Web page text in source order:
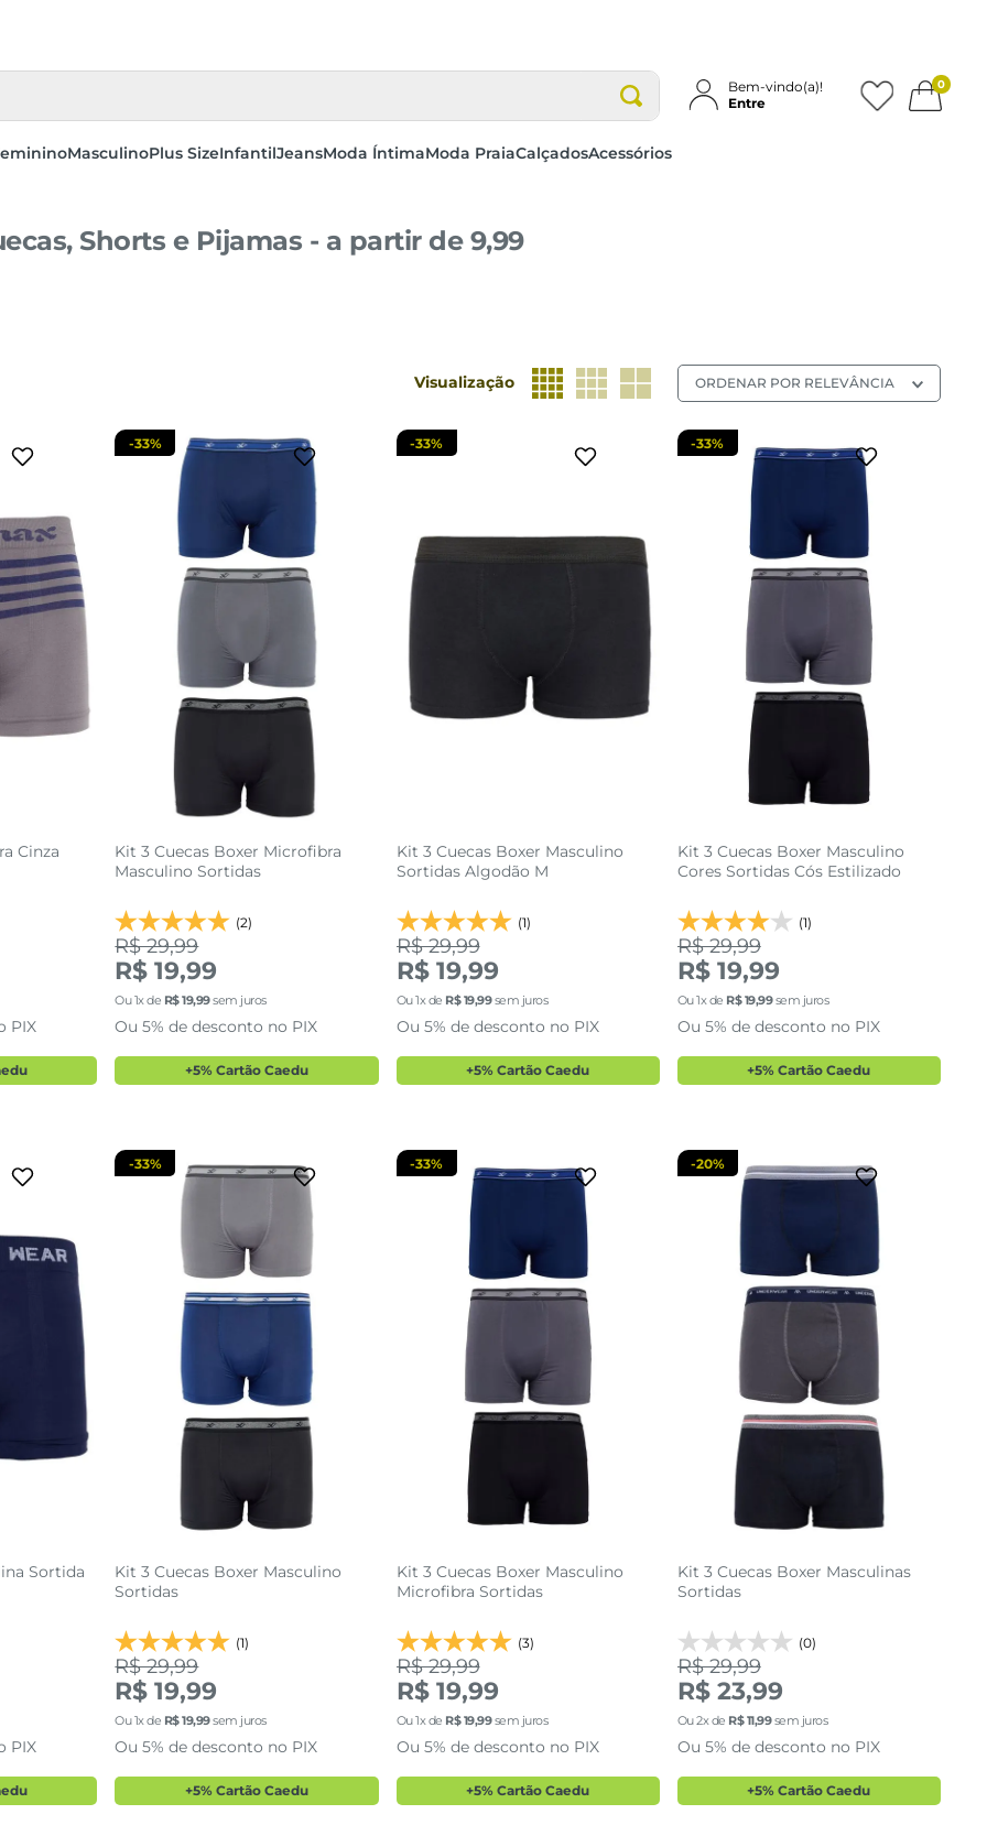
Bem-vindo(a)!
Entre
0
MasculinoPlus SizeInfantilJeansModa ÍntimaModa PraiaCalçadosAcessórios
Shorts e Pijamas - a partir de 9,99
Visualização ORDENAR POR RELEVÂNCIA
Cinza
PIX
Kit 3 Cuecas Boxer Microfibra
Masculino Sortidas
(2)
-33%
R$ 29,99
R$ 19,99
Ou1x de R$19,99sem juros
Ou 5% de desconto no PIX
+5% Cartão Caedu
Kit 3 Cuecas Boxer Masculino
Sortidas Algodão M
(1)
-33%
R$ 29,99
R$ 19,99
Ou1x de R$ 19,99sem juros
Ou 5% de desconto no PIX
+5% Cartão Caedu
Kit 3 Cuecas Boxer Masculino
Cores Sortidas Cós Estilizado
(1)
-33%
R$ 29,99
R$ 19,99
Ou1x de R$19,99sem juros
Ou 5% de desconto no PIX
+5% Cartão Caedu
Sortida
PIX
GG
adicionar a sacola
Kit 3 Cuecas Boxer Masculino
Sortidas
(1)
-33%
R$ 29,99
R$ 19,99
Ou1x de R$19,99sem juros
Ou 5% de desconto no PIX
+5% Cartão Caedu
G
adicionar a sacola
Kit 3 Cuecas Boxer Masculino
Microfibra Sortidas
(3)
-33%
R$ 29,99
R$ 19,99
Ou1x de R$ 19,99sem juros
Ou 5% de desconto no PIX
+5% Cartão Caedu
G
adicionar a sacola
Kit 3 Cuecas Boxer Masculinas
Sortidas
(0)
-20%
R$ 29,99
R$ 23,99
Ou2x de R$11,99sem juros
Ou 5% de desconto no PIX
+5% Cartão Caedu
P
adicionar a sacola
P M
adicionar a sacola
P M
adicionar a sacola